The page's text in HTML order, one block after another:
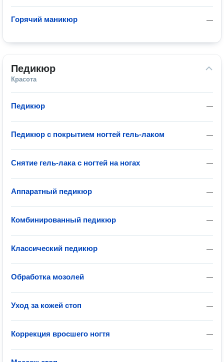
—
Горячий маникюр
Педикюр
Красота
—
Педикюр
—
Педикюр с покрытием ногтей гель-лаком
—
Снятие гель-лака с ногтей на ногах
—
Аппаратный педикюр
—
Комбинированный педикюр
—
Классический педикюр
—
Обработка мозолей
—
Уход за кожей стоп
—
Коррекция вросшего ногтя